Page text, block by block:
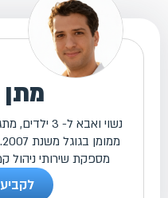
נשוי ואבא ל-
מספקת שירותי ניהול